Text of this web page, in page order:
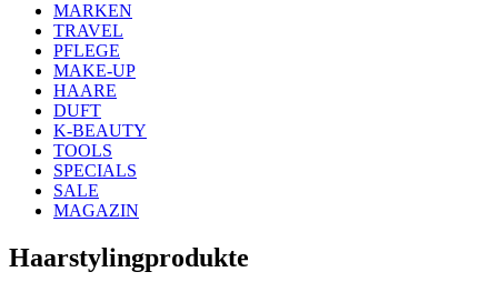
MARKEN
TRAVEL
PFLEGE
MAKE-UP
HAARE
DUFT
K-BEAUTY
TOOLS
SPECIALS
SALE
MAGAZIN
Haarstylingprodukte